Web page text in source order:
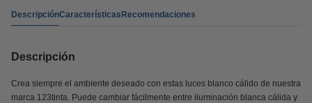
DescripciónCaracterísticasRecomendaciones
Descripción
Crea siempre el ambiente deseado con estas luces blanco cálido de nuestra
marca 123tinta. Puede cambiar fácilmente entre iluminación blanca cálida y